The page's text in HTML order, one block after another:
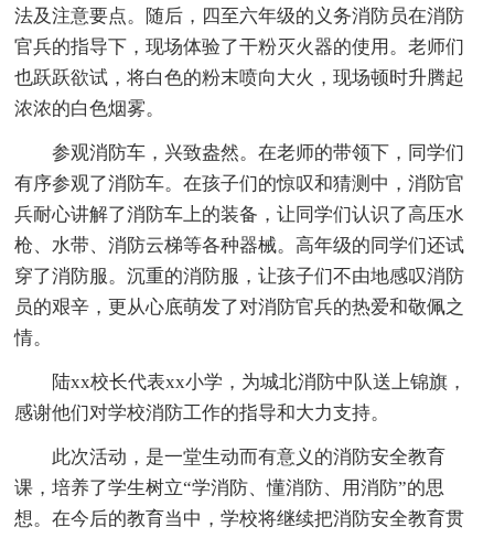
法及注意要点。随后，四至六年级的义务消防员在消防
官兵的指导下，现场体验了干粉灭火器的使用。老师们
也跃跃欲试，将白色的粉末喷向大火，现场顿时升腾起
浓浓的白色烟雾。
参观消防车，兴致盎然。在老师的带领下，同学们
有序参观了消防车。在孩子们的惊叹和猜测中，消防官
兵耐心讲解了消防车上的装备，让同学们认识了高压水
枪、水带、消防云梯等各种器械。高年级的同学们还试
穿了消防服。沉重的消防服，让孩子们不由地感叹消防
员的艰辛，更从心底萌发了对消防官兵的热爱和敬佩之
情。
陆xx校长代表xx小学，为城北消防中队送上锦旗，
感谢他们对学校消防工作的指导和大力支持。
此次活动，是一堂生动而有意义的消防安全教育
课，培养了学生树立“学消防、懂消防、用消防”的思
想。在今后的教育当中，学校将继续把消防安全教育贯